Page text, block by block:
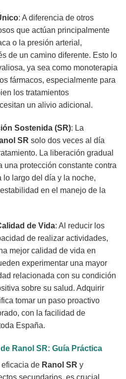
: A diferencia de otros
que actúan principalmente
o la presión arterial,
de un camino diferente. Esto lo
ya sea como monoterapia
fármacos, especialmente para
los tratamientos
un alivio adicional.
Sostenida (SR): La
SR solo dos veces al día
La liberación gradual
una protección constante contra
lo largo del día y la noche,
en el manejo de la
de Vida: Al reducir los
de realizar actividades,
mejor calidad de vida en
experimentar una mayor
relacionada con su condición
sobre su salud. Adquirir
tomar un paso proactivo
con la facilidad de
España.
Ranol SR: Guía Práctica
eficacia de Ranol SR y
secundarios, es crucial